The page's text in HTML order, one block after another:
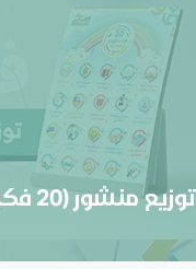
توزيع منشور (20 فكرة ليوم سعيد)
تسجيل